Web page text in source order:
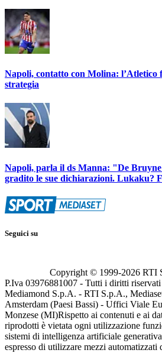
Napoli, contatto con Molina: l’Atletico
strategia
Napoli, parla il ds Manna: "De Bruyne
gradito le sue dichiarazioni. Lukaku?
Seguici su
Copyright © 1999-2026 RTI
P.Iva 03976881007 - Tutti i diritti
Mediamond S.p.A. - RTI S.p.A.,
Amsterdam (Paesi Bassi) - Uffici Viale
Monzese (MI)Rispetto ai contenuti e ai
riprodotti è vietata ogni utilizzazione
sistemi di intelligenza artificiale
espresso di utilizzare mezzi automatizzati